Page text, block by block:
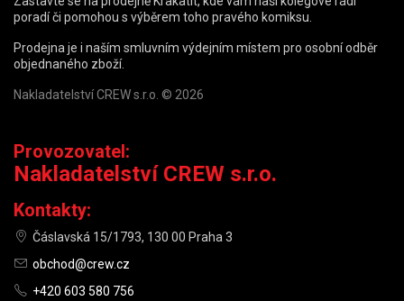
poradí či pomohou s výběrem toho pravého komiksu.
Prodejna je i naším smluvním výdejním místem pro osobní odběr
objednaného zboží.
Nakladatelství CREW s.r.o. © 2026
Provozovatel:
Nakladatelství CREW s.r.o.
Kontakty:
Čáslavská 15/1793, 130 00 Praha 3
obchod@crew.cz
+420 603 580 756